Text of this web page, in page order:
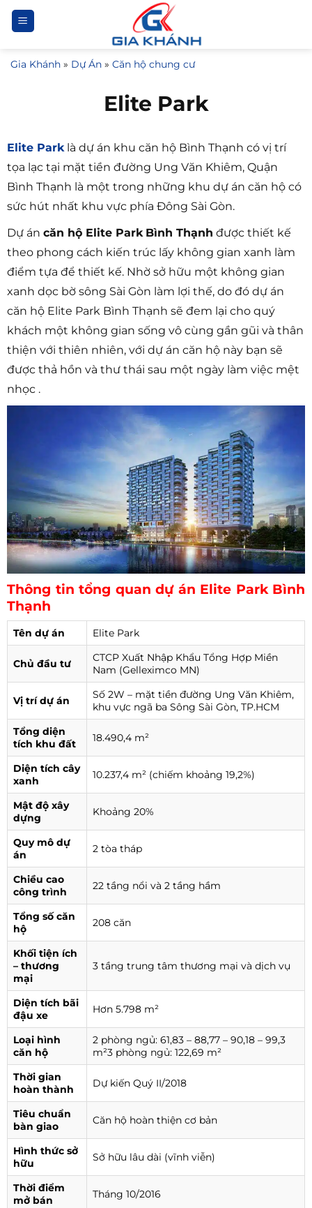
Bỏ
qua
dung
Gia Khánh » Dự Án » Căn hộ chung cư
Elite Park
Elite Parklà dự án khu căn hộ Bình Thạnh có vị trí
tọa lạc tại mặt tiền đường Ung Văn Khiêm, Quận
Bình Thạnh là một trong những khu dự án căn hộ có
sức hút nhất khu vực phía Đông Sài Gòn.
Dự án căn hộ Elite Park Bình Thạnh được thiết kế
theo phong cách kiến trúc lấy không gian xanh làm
điểm tựa để thiết kế. Nhờ sở hữu một không gian
xanh dọc bờ sông Sài Gòn làm lợi thế, do đó dự án
căn hộ Elite Park Bình Thạnh sẽ đem lại cho quý
khách một không gian sống vô cùng gần gũi và thân
thiện với thiên nhiên, với dự án căn hộ này bạn sẽ
được thả hồn và thư thái sau một ngày làm việc mệt
nhọc .
Thông tin tổng quan dự án Elite Park Bình
Thạnh
Tên dự án Elite Park
Chủ đầu tư
CTCP Xuất Nhập Khẩu Tổng Hợp Miền
Nam (Gelleximco MN)
Vị trí dự án
Số 2W – mặt tiền đường Ung Văn Khiêm,
khu vực ngã ba Sông Sài Gòn, TP.HCM
Tổng diện
tích khu đất
18.490,4 m²
Diện tích cây
xanh
10.237,4 m² (chiếm khoảng 19,2%)
Mật độ xây
dựng
Khoảng 20%
Quy mô dự
án
2 tòa tháp
Chiều cao
công trình
22 tầng nổi và 2 tầng hầm
Tổng số căn
hộ
208 căn
Khối tiện ích
– thương
mại
3 tầng trung tâm thương mại và dịch vụ
Diện tích bãi
đậu xe
Hơn 5.798 m²
Loại hình
căn hộ
2 phòng ngủ: 61,83 – 88,77 – 90,18 – 99,3
m²3 phòng ngủ: 122,69 m²
Thời gian
hoàn thành
Dự kiến Quý II/2018
Tiêu chuẩn
bàn giao
Căn hộ hoàn thiện cơ bản
Hình thức sở
hữu
Sở hữu lâu dài (vĩnh viễn)
Thời điểm
mở bán
Tháng 10/2016